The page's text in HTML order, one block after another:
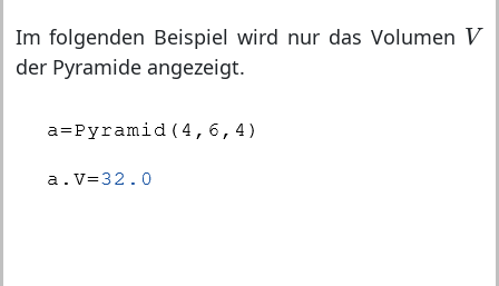
Im folgenden Beispiel wird nur das Volumen V
V
der Pyramide angezeigt.